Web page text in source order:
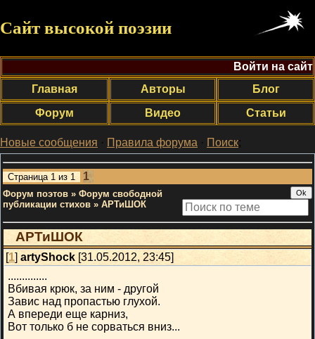
Сайт высокой поэзии
Войти на сайт
Главная
Авторы
Блог
Форум
Видео Статьи
Новые сообщения · Правила форума · Поиск;
Страница 1 из 1 1
Форум поэтов » Форум свободной
публикации стихов » АРТиШОК
АРТиШОК
[1] artyShock [31.05.2012, 23:45]
..............
Вбивая крюк, за ним - другой
Завис над пропастью глухой.
А впереди еще карниз,
Вот только б не сорваться вниз...